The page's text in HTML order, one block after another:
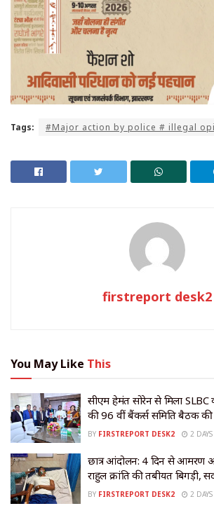
Tags: #Major action by police # illegal
firstreport desk2
You May Like This
सीएम हेमंत सोरेन से मिला SLBC का
की 96 वीं बैंकर्स समिति बैठक की
BY FIRSTREPORT DESK2 2
छात्र आंदोलन: 4 दिन से आमरण
राहुल क्रांति की तबीयत बिगड़ी,
BY FIRSTREPORT DESK2 2